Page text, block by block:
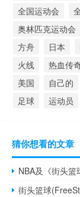
全国运动会
奥林匹克运动会
方舟
日本
火线
热血传
美国
自己的
足球
运动员
猜你想看的文章
NBA及《街头
街头篮球